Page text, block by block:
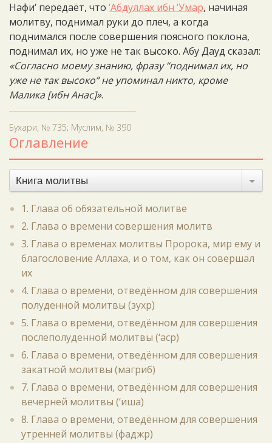
Нафи‘ передаёт, что ‘Абдуллах ибн ‘Умар, начиная
молитву, поднимал руки до плеч, а когда
поднимался после совершения поясного поклона,
поднимал их, но уже не так высоко. Абу Дауд сказал:
«Согласно моему знанию, фразу “поднимал их, но
уже не так высоко” не упоминал никто, кроме
Малика [ибн Анас]».
Бухари, № 735; Муслим, № 390
Оглавление
Книга молитвы
1. Глава об обязательной молитве
2. Глава о времени совершения молитв
3. Глава о временах молитвы Пророка, мир ему и
благословение Аллаха, и о том, как он совершал
их
4. Глава о времени, отведённом для совершения
полуденной молитвы (зухр)
5. Глава о времени, отведённом для совершения
послеполуденной молитвы (‘аср)
6. Глава о времени, отведённом для совершения
закатной молитвы (магриб)
7. Глава о времени, отведённом для совершения
вечерней молитвы (‘иша)
8. Глава о времени, отведённом для совершения
утренней молитвы (фаджр)